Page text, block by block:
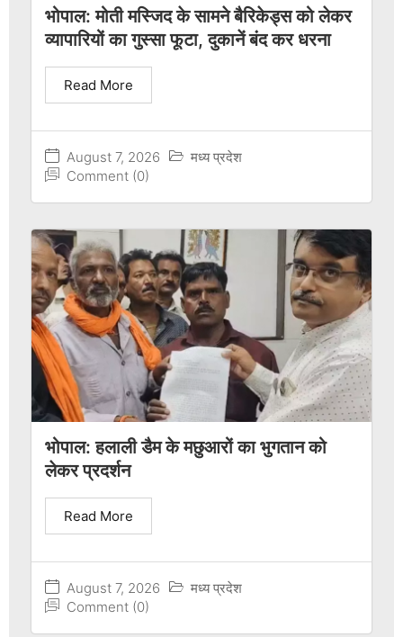
भोपाल: मोती मस्जिद के सामने बैरिकेड्स को लेकर
व्यापारियों का गुस्सा फूटा, दुकानें बंद कर धरना
August 7, 2026
मध्य प्रदेश
Comment (0)
Read More
भोपाल: हलाली डैम के मछुआरों का भुगतान को
लेकर प्रदर्शन
August 7, 2026
मध्य प्रदेश
Comment (0)
Read More